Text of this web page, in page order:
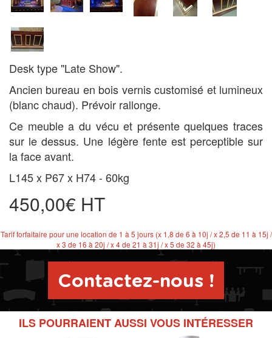
Desk type "Late Show".
Ancien bureau en bois vernis customisé et lumineux
(blanc chaud). Prévoir rallonge.
Ce meuble a du vécu et présente quelques traces
sur le dessus. Une légère fente est perceptible sur
la face avant.
L145 x P67 x H74 - 60kg
450,00€ HT
Tarif forfaitaire pour une location de 1 à 5 jours (x 1,8 de 6 à 10j / x 2,5 de 11 à 15j /
x 3 de 16 à 20j / x 4 de 21 à 31j / x 5 de 32 à 45j)
Contactez-nous !
ILS POURRAIENT AUSSI VOUS INTÉRESSER